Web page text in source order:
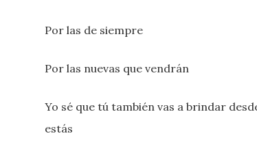
Por las de siempre
Por las nuevas que vendrán
Yo sé que tú también vas a brindar
estás